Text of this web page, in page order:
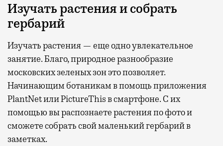
Изучать растения и собрать
гербарий
Изучать растения — еще одно увлекательное
занятие. Благо, природное разнообразие
московских зеленых зон это позволяет.
Начинающим ботаникам в помощь приложения
PlantNet или PictureThis в смартфоне. С их
помощью вы распознаете растения по фото и
сможете собрать свой маленький гербарий в
заметках.